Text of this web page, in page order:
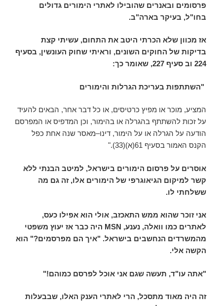
פרסומים ובאנרים שהובילו לאתרי הימורים גדולים
בחו"ל, בעיקר בארה"ב.
אז מכוון שלא הכרתי היטב את התחום, עשיתי קצת
בדיקות של החוקים השונים, וראיתי שחוק העונשין, בסעיף
224 וב סעיף 227, שאומר כך:
"השתתפות בעריכת הגרלות והימורים
המציע, מוכר או מפיץ כרטיסים, או כל דבר אחר, הבאים להעיד
על זכות להשתתף בהגרלה או בהימור, וכן המדפיס או המפרסם
הודעה על הגרלה או על הימור, דינו–מאסר שנה אחת כפל
הקנס האמור בסעיף 61(א)(33)."
אוסרים על פרסום הימורים בישראל, למיטב הבנתי ללא
קשר למיקום הגיאוגרפי של הימורים אלו, זה גם מה
ששלחתי לו.
אני זוכר שהוא ממש התאכזב, אולי הוא אפילו כעס,
לאתרים כמו וואלה, נענע, MSN היה כבר אז יעוץ משפטי
מהמשרדים הנחשבים בישראל. "איך הם מפרסמים?" הוא
הקשה אלי.
"אתה עו"ד, תעשה שגם אני אוכל לפרסם כמוהם!"
זה היה מאוד מתסכל, הרי לאתרי הענק האלו, שבבעלות